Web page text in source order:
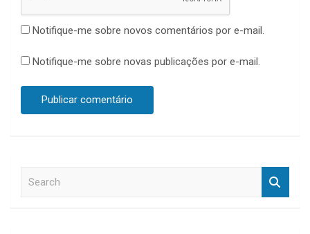
Notifique-me sobre novos comentários por e-mail.
Notifique-me sobre novas publicações por e-mail.